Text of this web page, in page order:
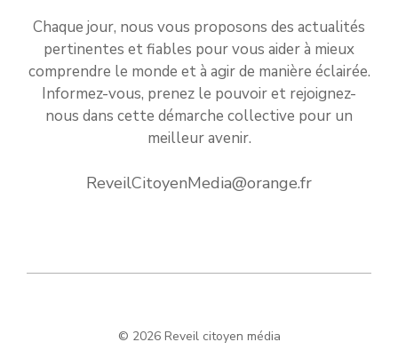
Chaque jour, nous vous proposons des actualités
pertinentes et fiables pour vous aider à mieux
comprendre le monde et à agir de manière éclairée.
Informez-vous, prenez le pouvoir et rejoignez-
nous dans cette démarche collective pour un
meilleur avenir.
ReveilCitoyenMedia@orange.fr
© 2026 Reveil citoyen média